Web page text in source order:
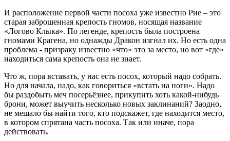
И расположение первой части посоха уже известно Рие – это
старая заброшенная крепость гномов, носящая название
«Логово Клыка». По легенде, крепость была построена
гномами Крагена, но однажды Дракон изгнал их. Но есть одна
проблема - призраку известно «что» это за место, но вот «где»
находиться сама крепость она не знает.
Что ж, пора вставать, у нас есть посох, который надо собрать.
Но для начала, надо, как говориться «встать на ноги». Надо
бы раздобыть меч посерьёзнее, прикупить хоть какой-нибудь
брони, может выучить несколько новых заклинаний? Заодно,
не мешало бы найти того, кто подскажет, где находится место,
в котором спрятана часть посоха. Так или иначе, пора
действовать.